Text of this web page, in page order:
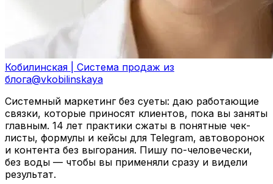
Кобилинская | Система продаж из
блога@vkobilinskaya
Системный маркетинг без суеты: даю работающие
связки, которые приносят клиентов, пока вы заняты
главным. 14 лет практики сжаты в понятные чек-
листы, формулы и кейсы для Telegram, автоворонок
и контента без выгорания. Пишу по-человечески,
без воды — чтобы вы применяли сразу и видели
результат.